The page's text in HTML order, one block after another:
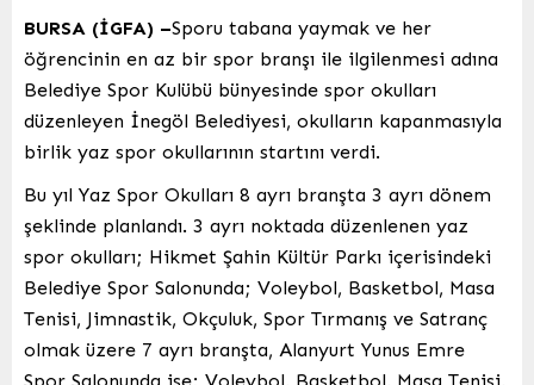
BURSA (İGFA) –Sporu tabana yaymak ve her
öğrencinin en az bir spor branşı ile ilgilenmesi adına
Belediye Spor Kulübü bünyesinde spor okulları
düzenleyen İnegöl Belediyesi, okulların kapanmasıyla
birlik yaz spor okullarının startını verdi.
Bu yıl Yaz Spor Okulları 8 ayrı branşta 3 ayrı dönem
şeklinde planlandı. 3 ayrı noktada düzenlenen yaz
spor okulları; Hikmet Şahin Kültür Parkı içerisindeki
Belediye Spor Salonunda; Voleybol, Basketbol, Masa
Tenisi, Jimnastik, Okçuluk, Spor Tırmanış ve Satranç
olmak üzere 7 ayrı branşta, Alanyurt Yunus Emre
Spor Salonunda ise; Voleybol, Basketbol, Masa Tenisi,